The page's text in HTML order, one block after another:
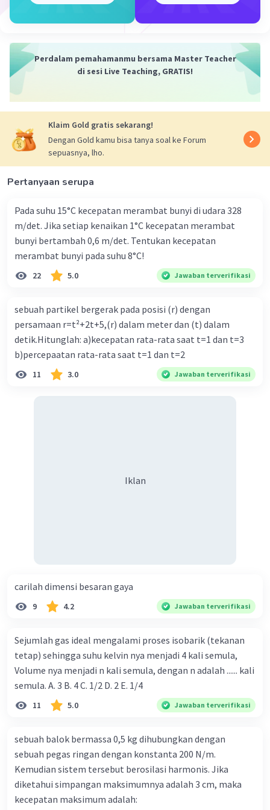
h = v0 x t + ½ x g x t²
8 = 2t + t²
t² + 2t - 8 = 0
t = 2s atau t= -4s (-4 tidak memenuhi karena bernilai
negatif)
Keterangan:
v0 = kecepatan awal (m/s)
vt = kecepatan benda saat x sekon (m/s)
g = percepatan gravitasi (m/s²)
Jadi, waktu untuk mencapai tanah adalah 2 sekon
Beri Rating·0.0(0)
Iklan
Perdalam pemahamanmu bersama Master Teacher
di sesi Live Teaching, GRATIS!
Klaim Gold gratis sekarang!
Dengan Gold kamu bisa tanya soal ke Forum
sepuasnya, lho.
Pertanyaan serupa
Pada suhu 15°C kecepatan merambat bunyi di udara 328
m/det. Jika setiap kenaikan 1°C kecepatan merambat
bunyi bertambah 0,6 m/det. Tentukan kecepatan
merambat bunyi pada suhu 8°C!
22 5.0 Jawaban terverifikasi
sebuah partikel bergerak pada posisi (r) dengan
persamaan r=t²+2t+5,(r) dalam meter dan (t) dalam
detik.Hitunglah: a)kecepatan rata-rata saat t=1 dan t=3
b)percepaatan rata-rata saat t=1 dan t=2
11 3.0 Jawaban terverifikasi
Iklan
carilah dimensi besaran gaya
9 4.2 Jawaban terverifikasi
Sejumlah gas ideal mengalami proses isobarik (tekanan
tetap) sehingga suhu kelvin nya menjadi 4 kali semula,
Volume nya menjadi n kali semula, dengan n adalah ...... kali
semula. A. 3 B. 4 C. 1/2 D. 2 E. 1/4
11 5.0 Jawaban terverifikasi
sebuah balok bermassa 0,5 kg dihubungkan dengan
sebuah pegas ringan dengan konstanta 200 N/m.
Kemudian sistem tersebut berosilasi harmonis. Jika
diketahui simpangan maksimumnya adalah 3 cm, maka
kecepatan maksimum adalah: